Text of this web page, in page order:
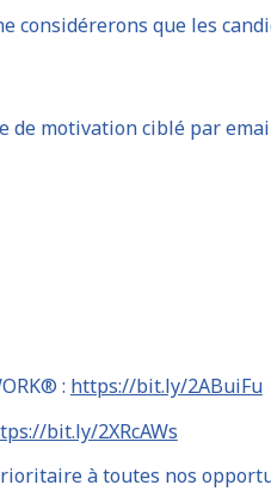
considérerons que les
de motivation ciblé par
: https://bit.ly/2ABuiFu
bit.ly/2XRcAWs
à toutes nos